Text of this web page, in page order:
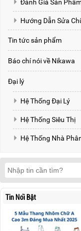
Đánh Giá Sản
Hướng Dẫn Sửa
Tin tức sản phẩm
Báo chí nói về Nikawa
Đại lý
Hệ Thống Đại Lý
Hệ Thống Siêu Thị
Hệ Thống Nhà
Tin Nổi Bật